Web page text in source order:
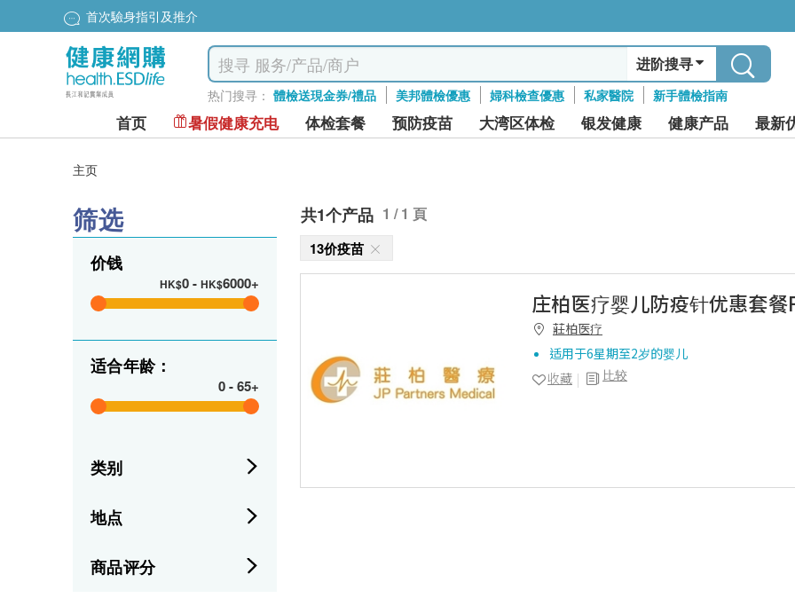
首次驗身指引及推介
进阶搜寻
热门搜寻： 體檢送現金券/禮品 美邦體檢優惠 婦科檢查優惠 私家醫院 新手體檢指南
首页 暑假健康充电 体检套餐 预防疫苗 大湾区体检 银发健康 健康产品 最新
主页
筛选
价钱
HK$0- HK$6000+
适合年龄：
0-65+
类别
地点
商品评分
共1个产品 1 / 1 頁
13价疫苗
庄柏医疗婴儿防疫针优惠套餐
莊柏医疗
适用于6星期至2岁的婴儿
比较
收藏